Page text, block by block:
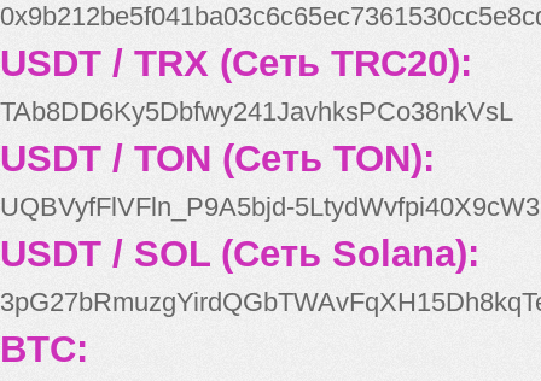
USDT / TRX (Сеть TRC20):
TAb8DD6Ky5Dbfwy241JavhksPCo38nkVsL
USDT / TON (Сеть TON):
UQBVyfFlVFln_P9A5bjd-
USDT / SOL (Сеть Solana):
BTC: